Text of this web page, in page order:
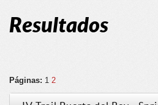
Resultados
Páginas: 1 2